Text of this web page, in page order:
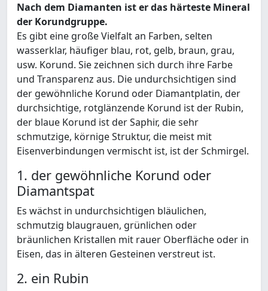
Nach dem Diamanten ist er das härteste Mineral
der Korundgruppe.
Es gibt eine große Vielfalt an Farben, selten
wasserklar, häufiger blau, rot, gelb, braun, grau,
usw. Korund. Sie zeichnen sich durch ihre Farbe
und Transparenz aus. Die undurchsichtigen sind
der gewöhnliche Korund oder Diamantplatin, der
durchsichtige, rotglänzende Korund ist der Rubin,
der blaue Korund ist der Saphir, die sehr
schmutzige, körnige Struktur, die meist mit
Eisenverbindungen vermischt ist, ist der Schmirgel.
1. der gewöhnliche Korund oder
Diamantspat
Es wächst in undurchsichtigen bläulichen,
schmutzig blaugrauen, grünlichen oder
bräunlichen Kristallen mit rauer Oberfläche oder in
Eisen, das in älteren Gesteinen verstreut ist.
2. ein Rubin